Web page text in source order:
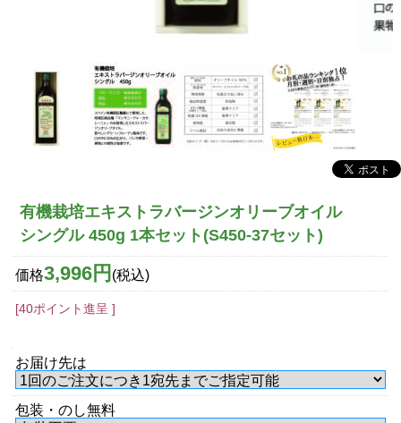
有機栽培エキストラバージンオリーブオイル
シングル 450g 1本セット(S450-37セット)
価格3,996円 (税込)
[40ポイント進呈 ]
お届け先は
包装・のし無料